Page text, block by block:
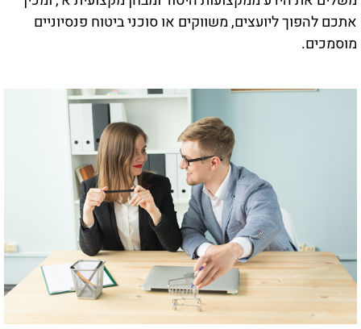
אתכם להפוך ליועצים, משווקים או סוכני ביטוח פנסיוניים
מוסמכים.